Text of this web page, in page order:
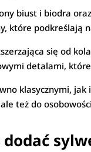
biust i biodra
które podkreślają
się od
detalami,
klasycznymi,
też do osobowości